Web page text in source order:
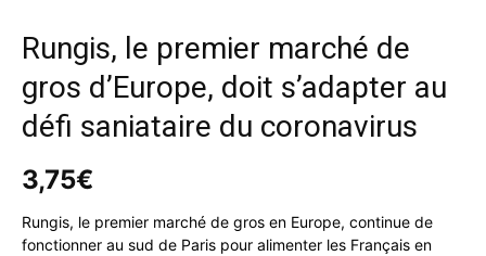
Rungis, le premier marché de
gros d’Europe, doit s’adapter au
défi saniataire du coronavirus
3,75€
Rungis, le premier marché de gros en Europe, continue de
fonctionner au sud de Paris pour alimenter les Français en